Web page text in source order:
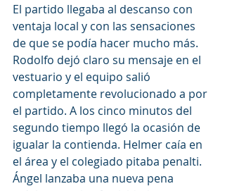
El partido llegaba al descanso con
ventaja local y con las sensaciones
de que se podía hacer mucho más.
Rodolfo dejó claro su mensaje en el
vestuario y el equipo salió
completamente revolucionado a por
el partido. A los cinco minutos del
segundo tiempo llegó la ocasión de
igualar la contienda. Helmer caía en
el área y el colegiado pitaba penalti.
Ángel lanzaba una nueva pena